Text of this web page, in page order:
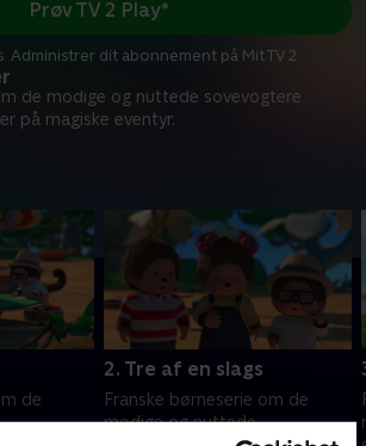
de modige og nuttede sovevogtere
på magiske eventyr.
Prøv TV 2 Play*
Administrer dit abonnement på Mit TV 2.
de
2. Tre af en slags
Franske børneserie om de
modige og nuttede